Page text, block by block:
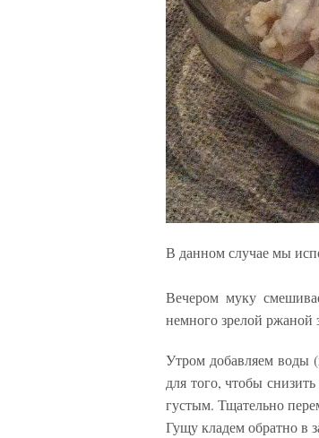
В данном случае мы
Вечером муку
немного зрелой ржаной
Утром добавляем воды
для того, чтобы
густым. Тщательно
Гущу кладем обратно в